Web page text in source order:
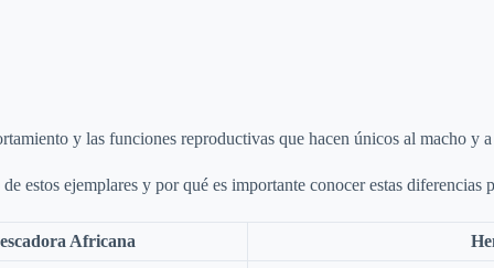
y las funciones reproductivas que hacen únicos al macho y
estos ejemplares y por qué es importante conocer estas diferencias
Africana